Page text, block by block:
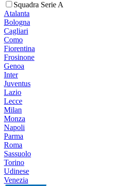
Squadra Serie A
Atalanta
Bologna
Cagliari
Como
Fiorentina
Frosinone
Genoa
Inter
Juventus
Lazio
Lecce
Milan
Monza
Napoli
Parma
Roma
Sassuolo
Torino
Udinese
Venezia